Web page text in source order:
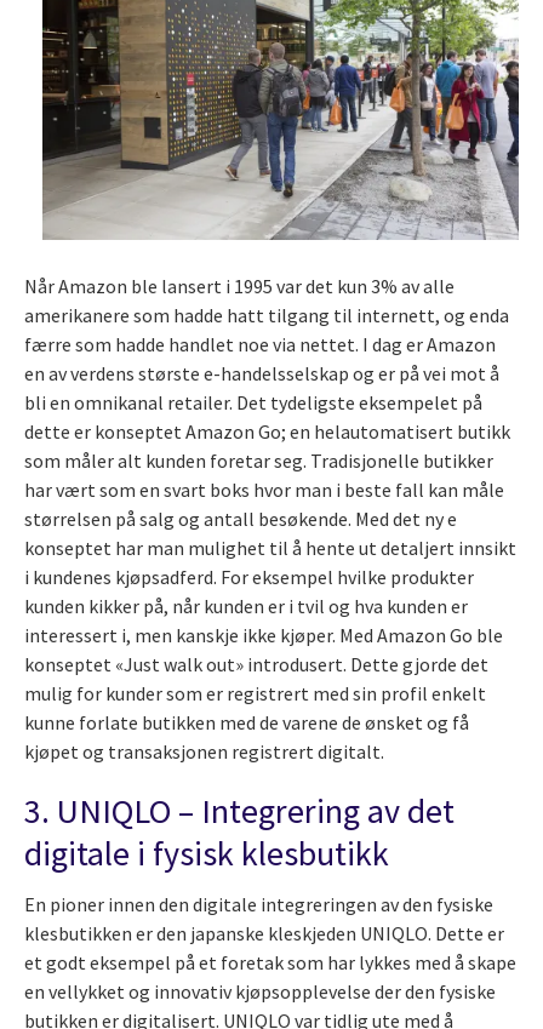
Når Amazon ble lansert i 1995 var det kun 3% av alle
amerikanere som hadde hatt tilgang til internett, og enda
færre som hadde handlet noe via nettet. I dag er Amazon
en av verdens største e-handelsselskap og er på vei mot å
bli en omnikanal retailer. Det tydeligste eksempelet på
dette er konseptet Amazon Go; en helautomatisert butikk
som måler alt kunden foretar seg. Tradisjonelle butikker
har vært som en svart boks hvor man i beste fall kan måle
størrelsen på salg og antall besøkende. Med det ny e
konseptet har man mulighet til å hente ut detaljert innsikt
i kundenes kjøpsadferd. For eksempel hvilke produkter
kunden kikker på, når kunden er i tvil og hva kunden er
interessert i, men kanskje ikke kjøper. Med Amazon Go ble
konseptet «Just walk out» introdusert. Dette gjorde det
mulig for kunder som er registrert med sin profil enkelt
kunne forlate butikken med de varene de ønsket og få
kjøpet og transaksjonen registrert digitalt.
3. UNIQLO – Integrering av det
digitale i fysisk klesbutikk
En pioner innen den digitale integreringen av den fysiske
klesbutikken er den japanske kleskjeden UNIQLO. Dette er
et godt eksempel på et foretak som har lykkes med å skape
en vellykket og innovativ kjøpsopplevelse der den fysiske
butikken er digitalisert. UNIQLO var tidlig ute med å